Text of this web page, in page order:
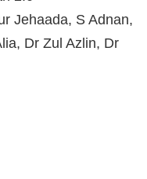
Jehaada, S Adnan,
Dr Zul Azlin, Dr